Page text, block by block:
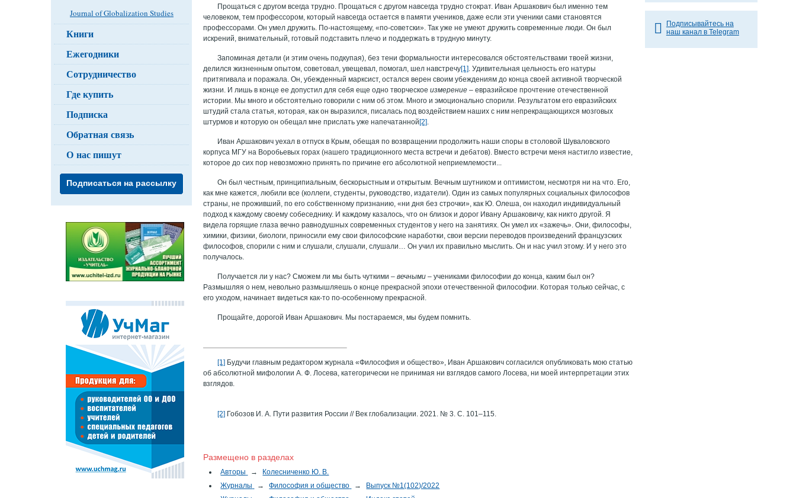
Прощаться с другом всегда трудно. Прощаться с другом навсегда трудно стократ. Иван Аршакович был именно тем
человеком, тем профессором, который навсегда остается в памяти учеников, даже если эти ученики сами становятся
профессорами. Он умел дружить. По-настоящему, «по-советски». Так уже не умеют дружить современные люди. Он был
искрений, внимательный, готовый подставить плечо и поддержать в трудную минуту.
Запоминая детали (и этим очень подкупая), без тени формальности интересовался обстоятельствами твоей жизни,
делился жизненным опытом, советовал, увещевал, помогал, шел навстречу[1]. Удивительная цельность его натуры
притягивала и поражала. Он, убежденный марксист, остался верен своим убеждениям до конца своей активной творческой
жизни. И лишь в конце ее допустил для себя еще одно творческоеизмерение – евразийское прочтение отечественной
истории. Мы много и обстоятельно говорили с ним об этом. Много и эмоционально спорили. Результатом его евразийских
штудий стала статья, которая, как он выразился, писалась под воздействием наших с ним непрекращающихся мозговых
штурмов и которую он обещал мне прислать уже напечатанной[2].
Иван Аршакович уехал в отпуск в Крым, обещая по возвращении продолжить наши споры в столовой Шуваловского
корпуса МГУ на Воробьевых горах (нашего традиционного места встречи и дебатов). Вместо встречи меня настигло известие,
которое до сих пор невозможно принять по причине его абсолютной неприемлемости...
Он был честным, принципиальным, бескорыстным и открытым. Вечным шутником и оптимистом, несмотря ни на что. Его,
как мне кажется, любили все (коллеги, студенты, руководство, издатели). Один из самых популярных социальных философов
страны, не проживший, по его собственному признанию, «ни дня без строчки», как Ю. Олеша, он находил индивидуальный
подход к каждому своему собеседнику. И каждому казалось, что он близок и дорог Ивану Аршаковичу, как никто другой. Я
видела горящие глаза вечно равнодушных современных студентов у него на занятиях. Он умел их «зажечь». Они, философы,
химики, физики, биологи, приносили ему свои философские наработки, свои версии переводов произведений французских
философов, спорили с ним и слушали, слушали, слушали… Он учил их правильно мыслить. Он и нас учил этому. И у него это
получалось.
Получается ли у нас? Сможем ли мы быть чуткими –вечными – учениками философии до конца, каким был он?
Размышляя о нем, невольно размышляешь о конце прекрасной эпохи отечественной философии. Которая только сейчас, с
его уходом, начинает видеться как-то по-особенному прекрасной.
Прощайте, дорогой Иван Аршакович. Мы постараемся, мы будем помнить.
[1] Будучи главным редактором журнала «Философия и общество», Иван Аршакович согласился опубликовать мою статью
об абсолютной мифологии А. Ф. Лосева, категорически не принимая ни взглядов самого Лосева, ни моей интерпретации этих
взглядов.
[2] Гобозов И. А. Пути развития России // Век глобализации. 2021. № 3. С. 101–115.
Размещено в разделах
Авторы →
Колесниченко Ю. В.
Журналы
→ Философия и общество →
Выпуск №1(102)/2022
Journal of Globalization Studies
Книги
Ежегодники
Сотрудничество
Где купить
Подписка
Обратная связь
О нас пишут
Подписаться на рассылку
Подписывайтесь на
наш канал в Telegram